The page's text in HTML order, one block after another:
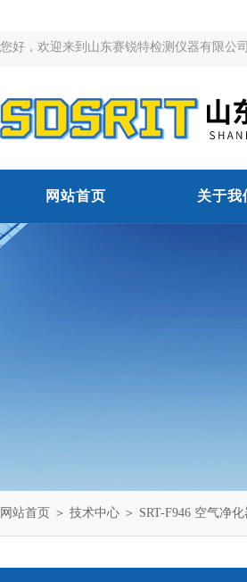
您好，欢迎来到山东赛锐特检测仪器有限公司
网站首页 关于我
网站首页 ＞ 技术中心 ＞ SRT-F946 空气净